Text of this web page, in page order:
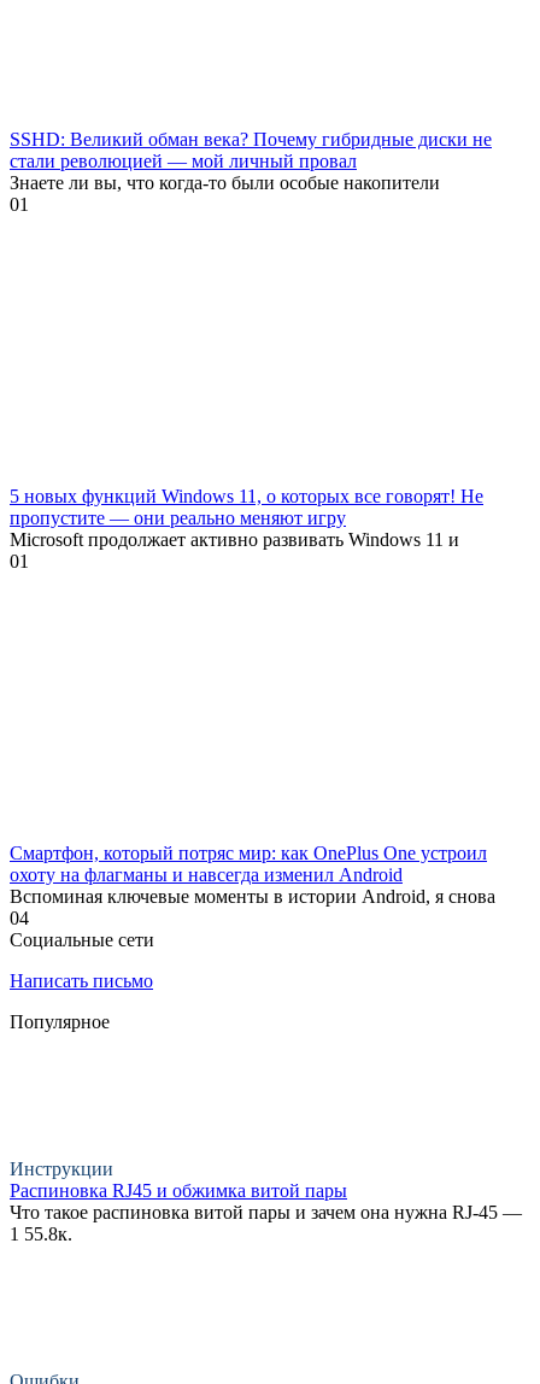
SSHD: Великий обман века? Почему гибридные диски не
стали революцией — мой личный провал
Знаете ли вы, что когда-то были особые накопители
01
5 новых функций Windows 11, о которых все говорят! Не
пропустите — они реально меняют игру
Microsoft продолжает активно развивать Windows 11 и
01
Смартфон, который потряс мир: как OnePlus One устроил
охоту на флагманы и навсегда изменил Android
Вспоминая ключевые моменты в истории Android, я снова
04
Социальные сети
Написать письмо
Популярное
Инструкции
Распиновка RJ45 и обжимка витой пары
Что такое распиновка витой пары и зачем она нужна RJ-45 —
1 55.8к.